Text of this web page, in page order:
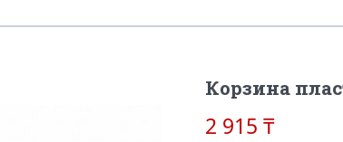
Корзина
2 915 ₸